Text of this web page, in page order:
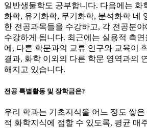
일반생물학도 공부합니다. 다음에는 화
화학, 유기화학, 무기화학, 분석화학 네
한 전공과목들을 수강하고, 각 전공분
수강하게 됩니다. 최근에는 실용적 측
에, 다른 학문과의 교류 연구와 교육이
결과, 화학 이외의 다른 학문 영역과의
해지고 있습니다.
전공 특별활동 및 장학금은?
우리 학과는 기초지식을 어느 정도 쌓
적 화학지식에 접할 수 있도록, 평균 매